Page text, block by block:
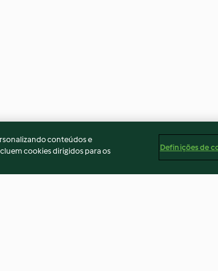
conteúdos e
cookies dirigidos para os
Definições de